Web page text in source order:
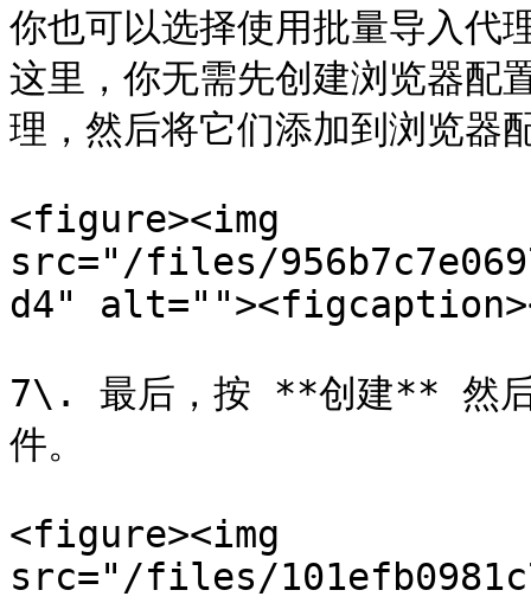
你也可以选择使用批量导入
这里，你无需先创建浏览器配
理，然后将它们添加到浏览器
<figure><img
src="/files/
d4"
7\. 最后，按 **创建** 然
件。
<figure><img
src="/files/